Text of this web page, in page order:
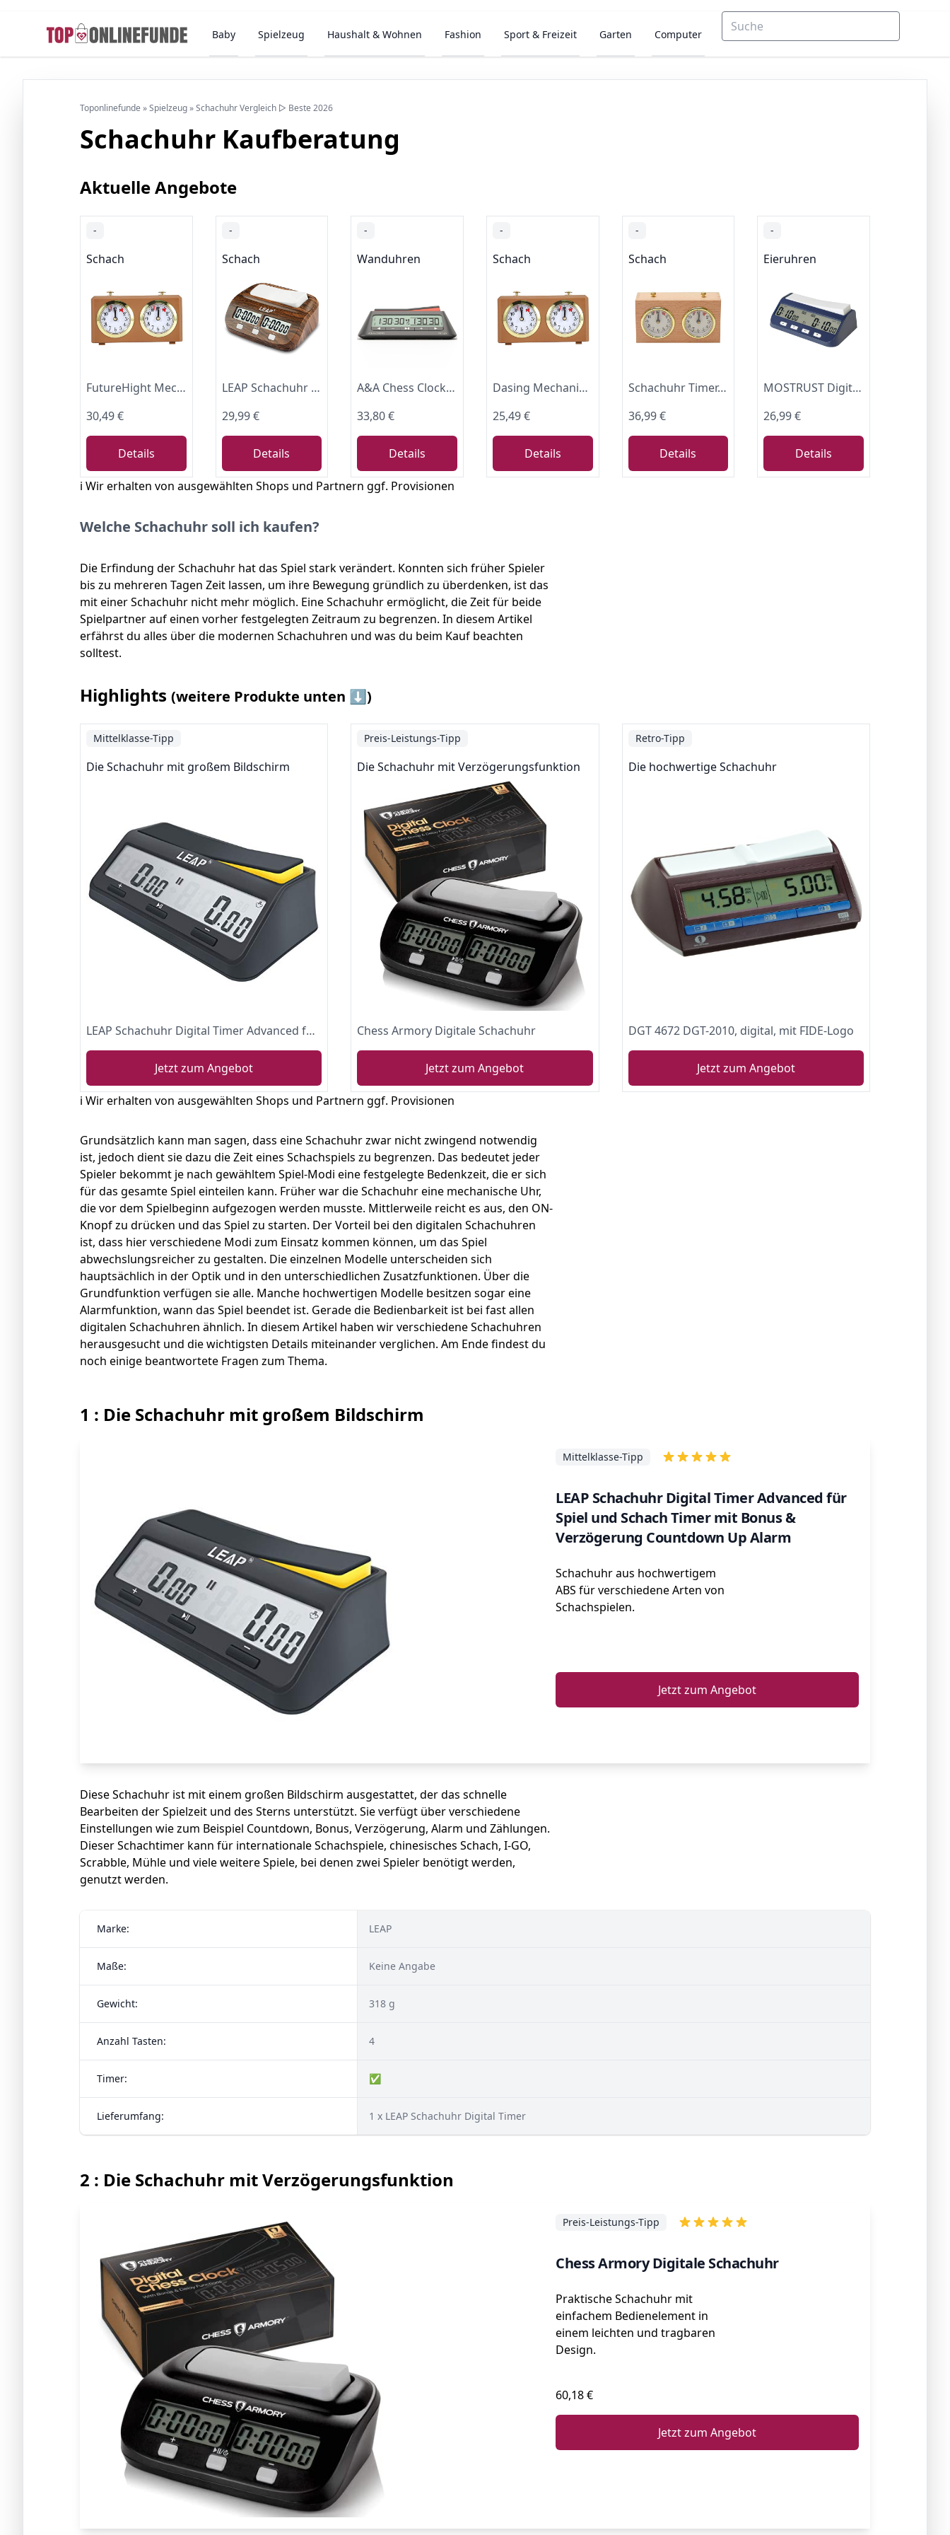
Baby Spielzeug Haushalt & Wohnen Fashion Sport & Freizeit Garten Computer
Toponlinefunde »Spielzeug»Schachuhr Vergleich ▷ Beste 2026
Schachuhr Kaufberatung
Aktuelle Angebote
-
Schach
FutureHight Mechanische Schach Uhr Analog für Schach Spiel Uhr Offizielle Uhren Keine Batterie Erforderlich
30,49 €
Details
-
Schach
LEAP Schachuhr mit Countdown Alarm Bonus und Verzögerungs Funktionen für Schach und 2 Spieler Brettspiel Klassisch Holzmaserung Version
29,99 €
Details
-
Wanduhren
A&A Chess Clock Digital Timer with 38 Tournament Modes, Stylish Minimalist Design with Rocker, Portable Timer for Chess & Board Games (Black)
33,80 €
Details
-
Schach
Dasing Mechanische Schach Uhr Analog für Spiel - Offizielle Uhren Ohne Batterie
25,49 €
Details
-
Schach
Schachuhr Timer, Schachuhren Analog Mechanischer Countdown Schachuhr Mechanisch, Analog Chess Clock, Professionelle Schachuhr, Internationaler Holz Wettbewerb Timer für Turnier Brettspiel (Retro)
36,99 €
Details
-
Eieruhren
MOSTRUST Digitale Schachuhr-Timer, 5-in-1 Multifunktions-tragbare wettkampfspezifische Schachuhr, professioneller Brettspiel-Timer mit Bonus & Verzögerung, Countdown-Hoch-EIN-AUS-Alarm
26,99 €
Details
ℹ️ Wir erhalten von ausgewählten Shops und Partnern ggf. Provisionen
Welche Schachuhr soll ich kaufen?
Die Erfindung der Schachuhr hat das Spiel stark verändert. Konnten sich früher Spieler
bis zu mehreren Tagen Zeit lassen, um ihre Bewegung gründlich zu überdenken, ist das
mit einer Schachuhr nicht mehr möglich. Eine Schachuhr ermöglicht, die Zeit für beide
Spielpartner auf einen vorher festgelegten Zeitraum zu begrenzen. In diesem Artikel
erfährst du alles über die modernen Schachuhren und was du beim Kauf beachten
solltest.
Highlights (weitere Produkte unten ⬇️)
Mittelklasse-Tipp
Die Schachuhr mit großem Bildschirm
LEAP Schachuhr Digital Timer Advanced für Spiel und Schach Timer mit Bonus & Verzögerung Countdown Up Alarm
Jetzt zum Angebot
Preis-Leistungs-Tipp
Die Schachuhr mit Verzögerungsfunktion
Chess Armory Digitale Schachuhr
Jetzt zum Angebot
Retro-Tipp
Die hochwertige Schachuhr
DGT 4672 DGT-2010, digital, mit FIDE-Logo
Jetzt zum Angebot
ℹ️ Wir erhalten von ausgewählten Shops und Partnern ggf. Provisionen
Grundsätzlich kann man sagen, dass eine Schachuhr zwar nicht zwingend notwendig
ist, jedoch dient sie dazu die Zeit eines Schachspiels zu begrenzen. Das bedeutet jeder
Spieler bekommt je nach gewähltem Spiel-Modi eine festgelegte Bedenkzeit, die er sich
für das gesamte Spiel einteilen kann. Früher war die Schachuhr eine mechanische Uhr,
die vor dem Spielbeginn aufgezogen werden musste. Mittlerweile reicht es aus, den ON-
Knopf zu drücken und das Spiel zu starten. Der Vorteil bei den digitalen Schachuhren
ist, dass hier verschiedene Modi zum Einsatz kommen können, um das Spiel
abwechslungsreicher zu gestalten. Die einzelnen Modelle unterscheiden sich
hauptsächlich in der Optik und in den unterschiedlichen Zusatzfunktionen. Über die
Grundfunktion verfügen sie alle. Manche hochwertigen Modelle besitzen sogar eine
Alarmfunktion, wann das Spiel beendet ist. Gerade die Bedienbarkeit ist bei fast allen
digitalen Schachuhren ähnlich. In diesem Artikel haben wir verschiedene Schachuhren
herausgesucht und die wichtigsten Details miteinander verglichen. Am Ende findest du
noch einige beantwortete Fragen zum Thema.
1 : Die Schachuhr mit großem Bildschirm
LEAP Schachuhr Digital Timer Advanced für
Spiel und Schach Timer mit Bonus &
Verzögerung Countdown Up Alarm
Mittelklasse-Tipp
Schachuhr aus hochwertigem
ABS für verschiedene Arten von
Schachspielen.
Jetzt zum Angebot
Diese Schachuhr ist mit einem großen Bildschirm ausgestattet, der das schnelle
Bearbeiten der Spielzeit und des Sterns unterstützt. Sie verfügt über verschiedene
Einstellungen wie zum Beispiel Countdown, Bonus, Verzögerung, Alarm und Zählungen.
Dieser Schachtimer kann für internationale Schachspiele, chinesisches Schach, I-GO,
Scrabble, Mühle und viele weitere Spiele, bei denen zwei Spieler benötigt werden,
genutzt werden.
Marke: LEAP
Maße: Keine Angabe
Gewicht: 318 g
Anzahl Tasten: 4
Timer: ✅
Lieferumfang: 1 x LEAP Schachuhr Digital Timer
2 : Die Schachuhr mit Verzögerungsfunktion
Chess Armory Digitale Schachuhr
Preis-Leistungs-Tipp
Praktische Schachuhr mit
einfachem Bedienelement in
einem leichten und tragbaren
Design.
60,18 €
Jetzt zum Angebot